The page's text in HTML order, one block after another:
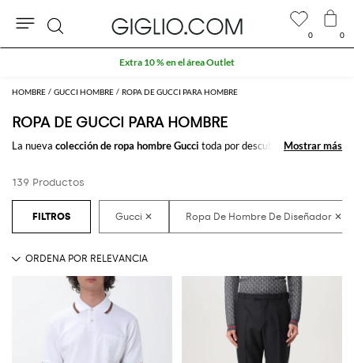
HOMBRE GUCCI HOMBRE ROPA DE GUCCI PARA HOMBRE
ROPA DE GUCCI PARA HOMBRE
La nueva colección de ropa hombre Gucci toda por descubrir online en
uno más clásico o deportivo, siempre econtrarás lo que buscas.
Descubre laropa para hombre Gucci onlineen GIGLIO.COM
Mostrar más
Mostrar más
139 Productos
0 0
Buscar
Extra 10 % en el área Outlet